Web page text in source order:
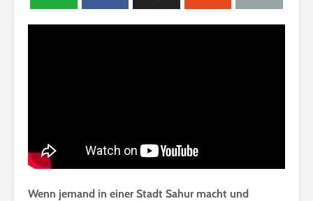
Wenn jemand in einer Stadt Sahur macht und